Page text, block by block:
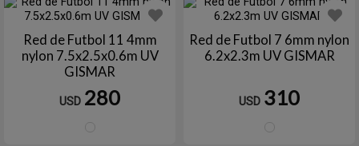
Red de Futbol 11 4mm
nylon 7.5x2.5x0.6m UV
GISMAR
USD 280
Red de Futbol 7 6mm nylon
6.2x2.3m UV GISMAR
USD 310